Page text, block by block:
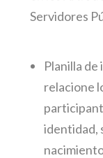
Servidores
Planilla
relacione
identidad,